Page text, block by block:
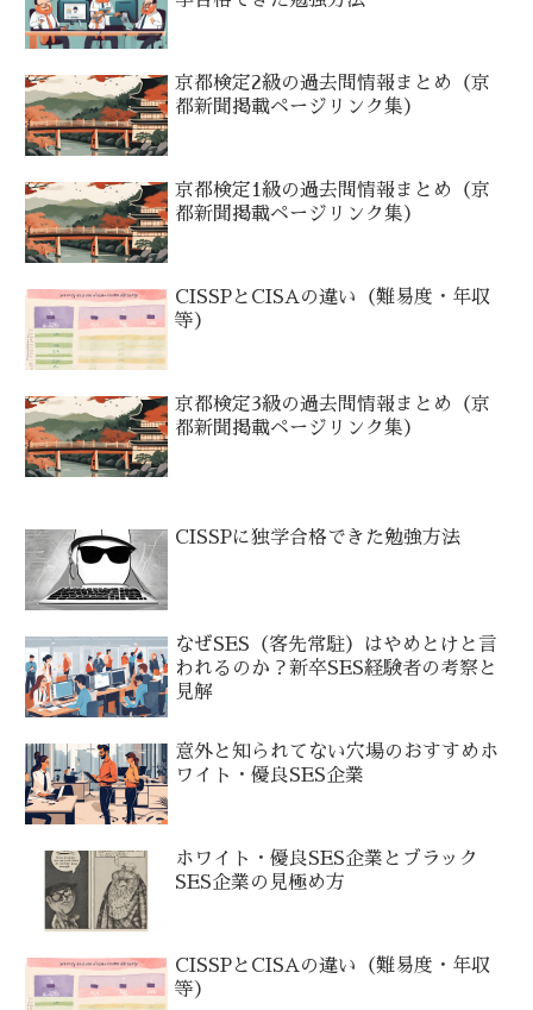
京都検定2級の過去問情報まとめ（京
都新聞掲載ページリンク集）
京都検定1級の過去問情報まとめ（京
都新聞掲載ページリンク集）
CISSPとCISAの違い（難易度・年収
等）
京都検定3級の過去問情報まとめ（京
都新聞掲載ページリンク集）
CISSPに独学合格できた勉強方法
なぜSES（客先常駐）はやめとけと言
われるのか？新卒SES経験者の考察と
見解
意外と知られてない穴場のおすすめホ
ワイト・優良SES企業
ホワイト・優良SES企業とブラック
SES企業の見極め方
CISSPとCISAの違い（難易度・年収
等）